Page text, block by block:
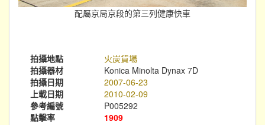
配屬京局京段的第三列健康快車
拍攝地點
火炭貨場
拍攝器材
Konica Minolta Dynax 7D
拍攝日期
2007-06-23
上載日期
2010-02-09
參考編號
P005292
點擊率
1909